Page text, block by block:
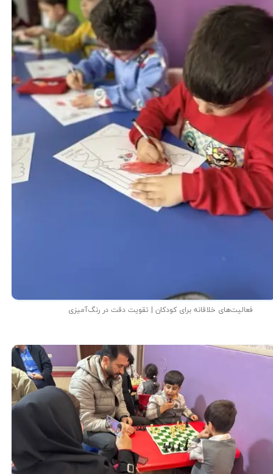
فعالیت‌های خلاقانه برای کودکان | تقویت دقت در رنگ‌آمیزی